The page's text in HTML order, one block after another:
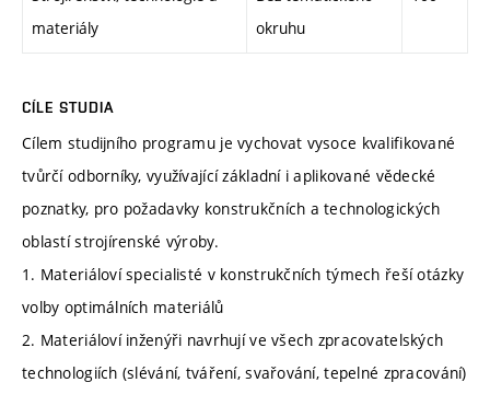
materiály
okruhu
CÍLE STUDIA
Cílem studijního programu je vychovat vysoce kvalifikované
tvůrčí odborníky, využívající základní i aplikované vědecké
poznatky, pro požadavky konstrukčních a technologických
oblastí strojírenské výroby.
1. Materiáloví specialisté v konstrukčních týmech řeší otázky
volby optimálních materiálů
2. Materiáloví inženýři navrhují ve všech zpracovatelských
technologiích (slévání, tváření, svařování, tepelné zpracování)